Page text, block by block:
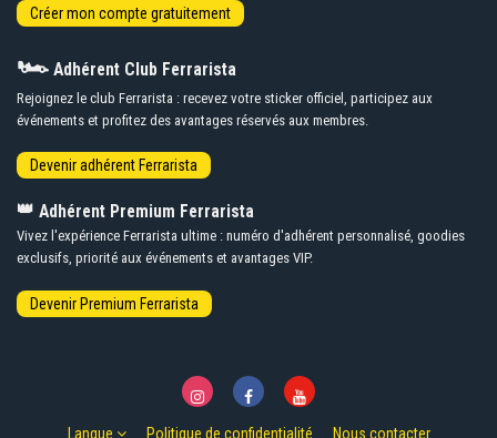
🏎️ Adhérent Club Ferrarista
Rejoignez le club Ferrarista : recevez votre sticker officiel, participez aux
événements et profitez des avantages réservés aux membres.
👑 Adhérent Premium Ferrarista
Vivez l'expérience Ferrarista ultime : numéro d'adhérent personnalisé, goodies
exclusifs, priorité aux événements et avantages VIP.
Langue Politique de confidentialité Nous contacter